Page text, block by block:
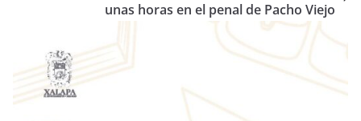
unas horas en el penal de Pacho Viejo